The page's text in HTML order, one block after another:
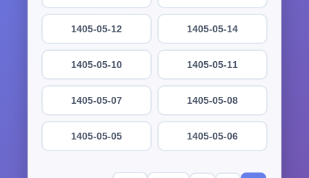
1405-05-14
1405-05-12
1405-05-11
1405-05-10
1405-05-08
1405-05-07
1405-05-06
1405-05-05